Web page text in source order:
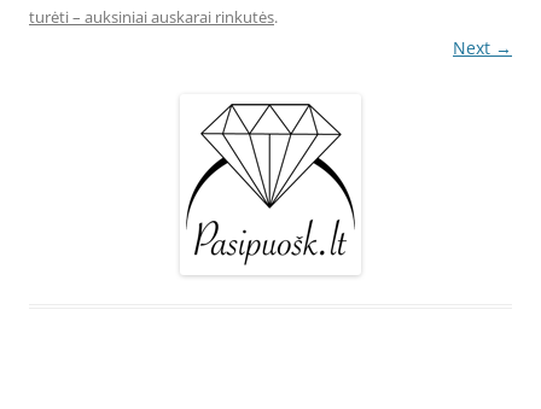
turėti – auksiniai auskarai rinkutės.
Next →